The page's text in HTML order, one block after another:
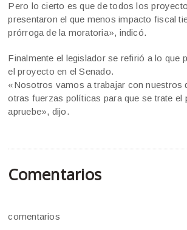
Pero lo cierto es que de todos los
presentaron el que menos impacto fiscal
prórroga de la moratoria», indicó.
Finalmente el legislador se refirió a lo que
el proyecto en el Senado.
«Nosotros vamos a trabajar con nuestros
otras fuerzas políticas para que se trate el
apruebe», dijo.
Comentarios
comentarios